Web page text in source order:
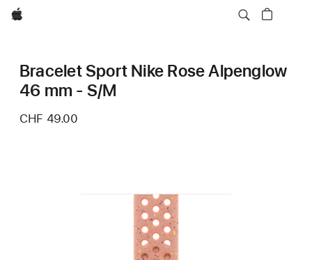
Apple
Bracelet Sport Nike Rose Alpenglow
46 mm - S/M
CHF 49.00